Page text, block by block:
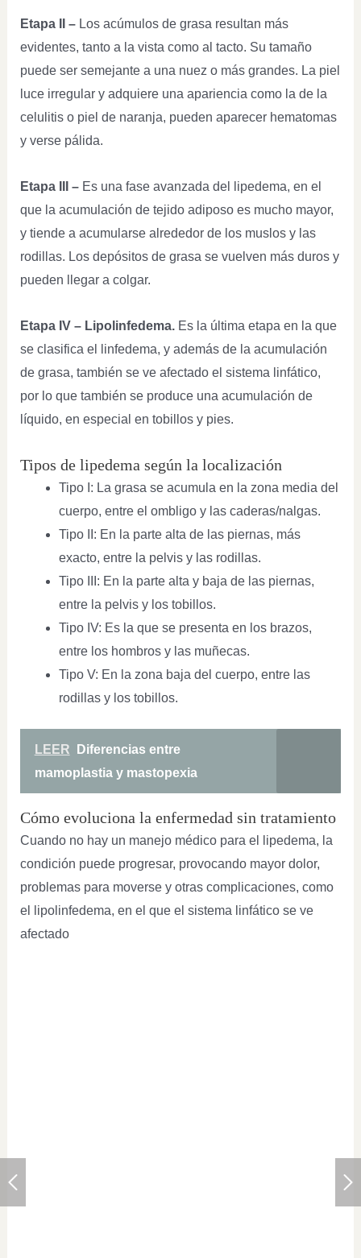
Etapa II – Los acúmulos de grasa resultan más
evidentes, tanto a la vista como al tacto. Su tamaño
puede ser semejante a una nuez o más grandes. La piel
luce irregular y adquiere una apariencia como la de la
celulitis o piel de naranja, pueden aparecer hematomas
y verse pálida.
Etapa III – Es una fase avanzada del lipedema, en el
que la acumulación de tejido adiposo es mucho mayor,
y tiende a acumularse alrededor de los muslos y las
rodillas. Los depósitos de grasa se vuelven más duros y
pueden llegar a colgar.
Etapa IV – Lipolinfedema. Es la última etapa en la que
se clasifica el linfedema, y además de la acumulación
de grasa, también se ve afectado el sistema linfático,
por lo que también se produce una acumulación de
líquido, en especial en tobillos y pies.
Tipos de lipedema según la localización
Tipo I: La grasa se acumula en la zona media del
cuerpo, entre el ombligo y las caderas/nalgas.
Tipo II: En la parte alta de las piernas, más
exacto, entre la pelvis y las rodillas.
Tipo III: En la parte alta y baja de las piernas,
entre la pelvis y los tobillos.
Tipo IV: Es la que se presenta en los brazos,
entre los hombros y las muñecas.
Tipo V: En la zona baja del cuerpo, entre las
rodillas y los tobillos.
LEER
Diferencias entre
mamoplastia y mastopexia
Cómo evoluciona la enfermedad sin tratamiento
Cuando no hay un manejo médico para el lipedema, la
condición puede progresar, provocando mayor dolor,
problemas para moverse y otras complicaciones, como
el lipolinfedema, en el que el sistema linfático se ve
afectado